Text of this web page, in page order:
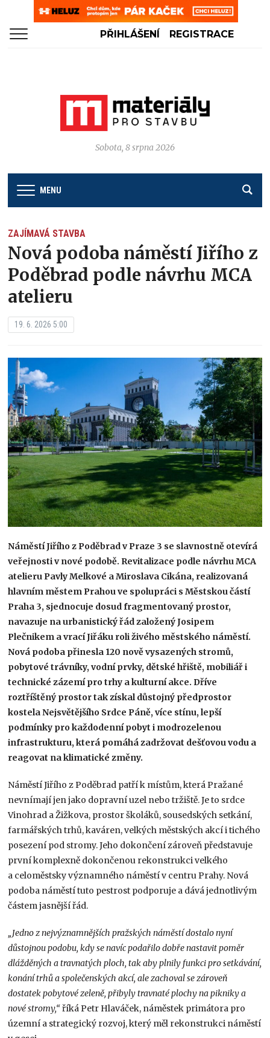
PŘIHLÁŠENÍ REGISTRACE
Sobota, 8 srpna 2026
MENU
ZAJÍMAVÁ STAVBA
Nová podoba náměstí Jiřího z
Poděbrad podle návrhu MCA
atelieru
19. 6. 2026 5:00
Náměstí Jiřího z Poděbrad v Praze 3 se slavnostně otevírá
veřejnosti v nové podobě. Revitalizace podle návrhu MCA
atelieru Pavly Melkové a Miroslava Cikána, realizovaná
hlavním městem Prahou ve spolupráci s Městskou částí
Praha 3, sjednocuje dosud fragmentovaný prostor,
navazuje na urbanistický řád založený Josipem
Plečnikem a vrací Jiřáku roli živého městského náměstí.
Nová podoba přinesla 120 nově vysazených stromů,
pobytové trávníky, vodní prvky, dětské hřiště, mobiliář i
technické zázemí pro trhy a kulturní akce. Dříve
roztříštěný prostor tak získal důstojný předprostor
kostela Nejsvětějšího Srdce Páně, více stínu, lepší
podmínky pro každodenní pobyt i modrozelenou
infrastrukturu, která pomáhá zadržovat dešťovou vodu a
reagovat na klimatické změny.
Náměstí Jiřího z Poděbrad patří k místům, která Pražané
nevnímají jen jako dopravní uzel nebo tržiště. Je to srdce
Vinohrad a Žižkova, prostor školáků, sousedských setkání,
farmářských trhů, kaváren, velkých městských akcí i tichého
posezení pod stromy. Jeho dokončení zároveň představuje
první komplexně dokončenou rekonstrukci velkého
a celoměstsky významného náměstí v centru Prahy. Nová
podoba náměstí tuto pestrost podporuje a dává jednotlivým
částem jasnější řád.
„Jedno z nejvýznamnějších pražských náměstí dostalo nyní
důstojnou podobu, kdy se navíc podařilo dobře nastavit poměr
dlážděných a travnatých ploch, tak aby plnily funkci pro setkávání,
konání trhů a společenských akcí, ale zachoval se zároveň
dostatek pobytové zeleně, přibyly travnaté plochy na pikniky a
nové stromy,“říká Petr Hlaváček, náměstek primátora pro
územní a strategický rozvoj, který měl rekonstrukci náměstí